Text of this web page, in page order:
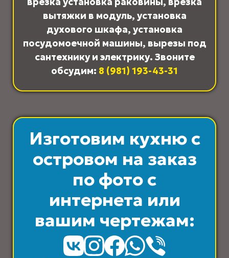
вытяжки в модуль, установка
духового шкафа, установка
посудомоечной машины, вырезы под
сантехнику и электрику. Звоните
обсудим: 8 (981) 193-43-31
Изготовим кухню с
островом на заказ
по фото с
интернета или
вашим чертежам: